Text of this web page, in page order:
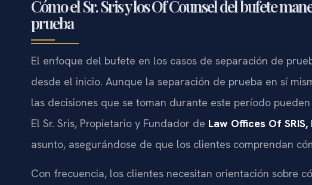
Cómo el Sr. Sris y los Of Counsel del bufete
prueba
El enfoque del bufete en los casos de separación de
desde el inicio. Aunque la separación de prueba en sí
las decisiones que se toman durante este período
El Sr. Sris, Propietario y Fundador de Law Offices Of SRIS,
asunto, asegurándose de que los clientes comprendan
Con frecuencia, los clientes necesitan orientación sobre